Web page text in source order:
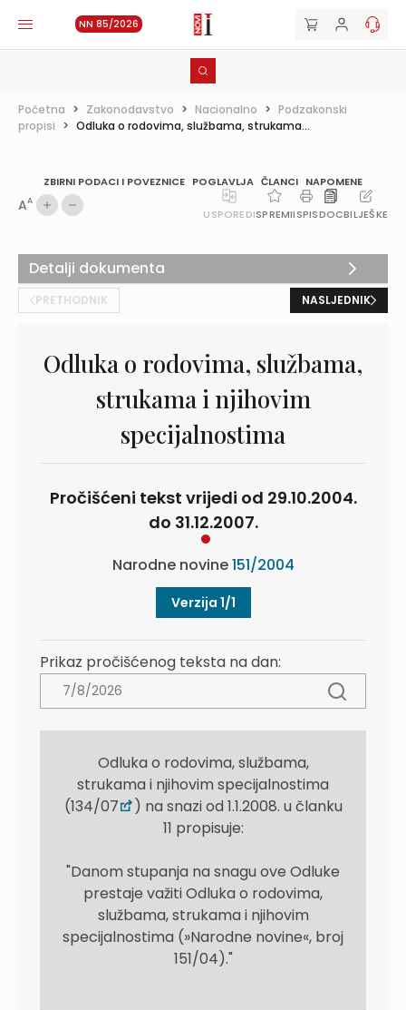
NN 85/2026
Početna > Zakonodavstvo > Nacionalno > Podzakonski
propisi > Odluka o rodovima, službama, strukama...
ZBIRNI PODACI I POVEZNICE POGLAVLJA ČLANCI NAPOMENE
AA
USPOREDISPREMIISPISDOCBILJEŠKE
PRETHODNIK NASLJEDNIK
Odluka o rodovima, službama,
strukama i njihovim
specijalnostima
Pročišćeni tekst vrijedi od 29.10.2004.
do 31.12.2007.
Narodne novine151/2004
Verzija 1/1
Prikaz pročišćenog teksta na dan:
Odluka o rodovima, službama,
strukama i njihovim specijalnostima
(134/07
) na snazi od 1.1.2008. u članku
11 propisuje:
"Danom stupanja na snagu ove Odluke
prestaje važiti Odluka o rodovima,
službama, strukama i njihovim
specijalnostima (»Narodne novine«, broj
151/04)."
Detalji dokumenta